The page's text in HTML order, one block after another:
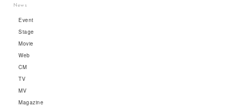
News
Event
Stage
Movie
Web
CM
TV
MV
Magazine